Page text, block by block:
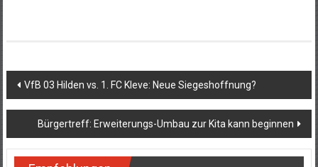
Beitragsnavigation
VfB 03 Hilden vs. 1. FC Kleve: Neue Siegeshoffnung?
Bürgertreff: Erweiterungs-Umbau zur Kita kann beginnen